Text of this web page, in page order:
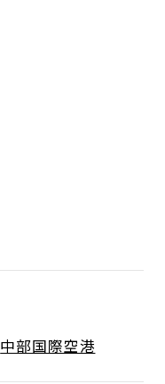
中部国際空港